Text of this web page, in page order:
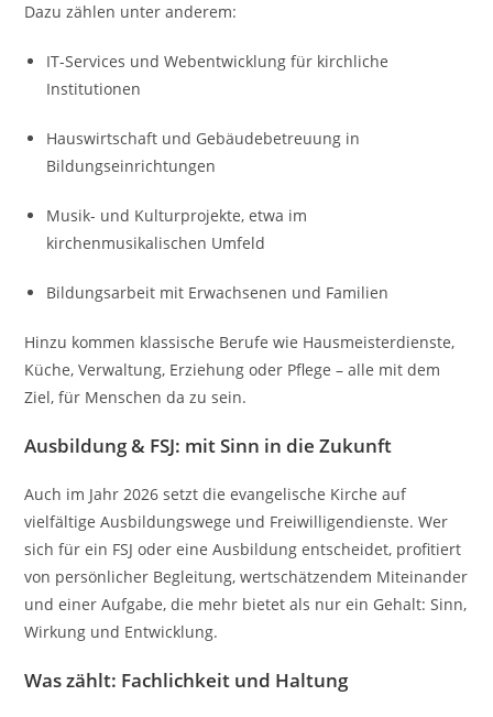
Dazu zählen unter anderem:
IT-Services und Webentwicklung für kirchliche
Institutionen
Hauswirtschaft und Gebäudebetreuung in
Bildungseinrichtungen
Musik- und Kulturprojekte, etwa im
kirchenmusikalischen Umfeld
Bildungsarbeit mit Erwachsenen und Familien
Hinzu kommen klassische Berufe wie Hausmeisterdienste,
Küche, Verwaltung, Erziehung oder Pflege – alle mit dem
Ziel, für Menschen da zu sein.
Ausbildung & FSJ: mit Sinn in die Zukunft
Auch im Jahr 2026 setzt die evangelische Kirche auf
vielfältige Ausbildungswege und Freiwilligendienste. Wer
sich für ein FSJ oder eine Ausbildung entscheidet, profitiert
von persönlicher Begleitung, wertschätzendem Miteinander
und einer Aufgabe, die mehr bietet als nur ein Gehalt: Sinn,
Wirkung und Entwicklung.
Was zählt: Fachlichkeit und Haltung